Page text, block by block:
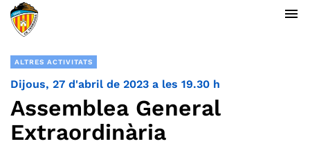
menu
ALTRES ACTIVITATS
Dijous, 27 d'abril de 2023 a les 19.30 h
Assemblea General
Extraordinària